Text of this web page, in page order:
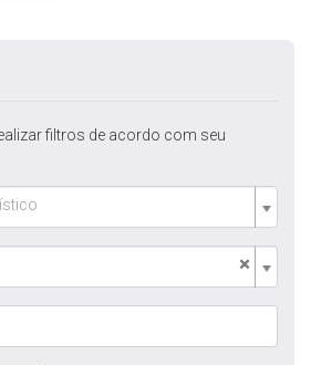
filtros de acordo com seu
×